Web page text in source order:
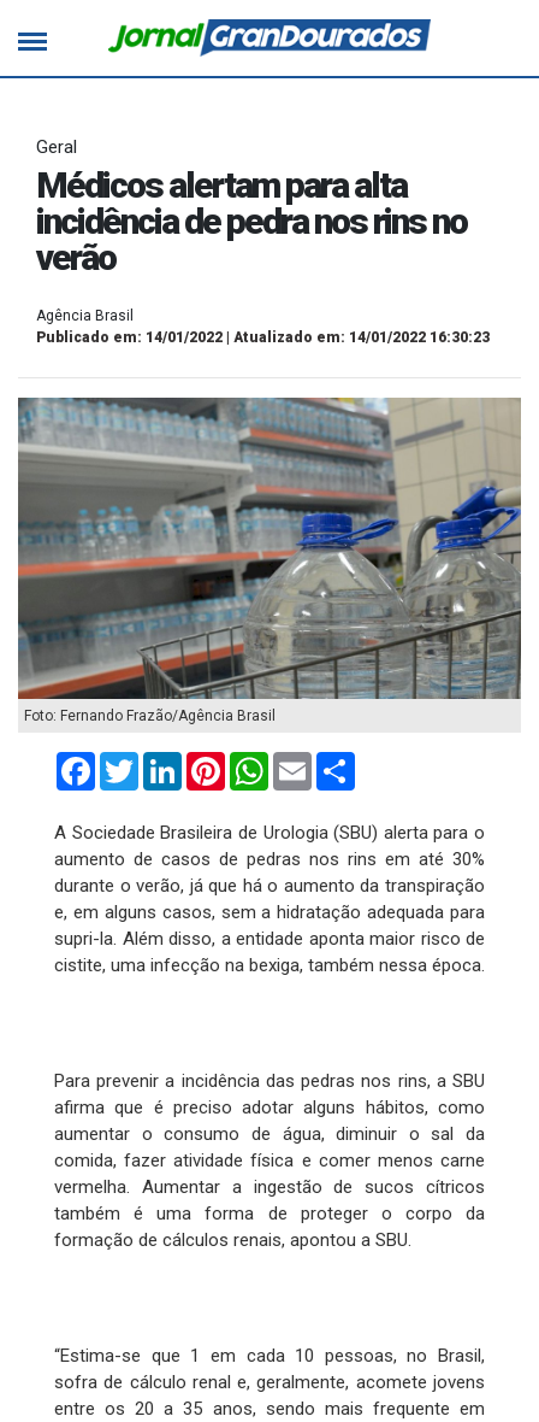
Geral
Médicos alertam para alta
incidência de pedra nos rins no
verão
Agência Brasil
Publicado em: 14/01/2022 | Atualizado em: 14/01/2022 16:30:23
Foto: Fernando Frazão/Agência Brasil
FacebookTwitterLinkedInPinterestWhatsApp
Email
A Sociedade Brasileira de Urologia (SBU) alerta para o
aumento de casos de pedras nos rins em até 30%
durante o verão, já que há o aumento da transpiração
e, em alguns casos, sem a hidratação adequada para
supri-la. Além disso, a entidade aponta maior risco de
cistite, uma infecção na bexiga, também nessa época.
Para prevenir a incidência das pedras nos rins, a SBU
afirma que é preciso adotar alguns hábitos, como
aumentar o consumo de água, diminuir o sal da
comida, fazer atividade física e comer menos carne
vermelha. Aumentar a ingestão de sucos cítricos
também é uma forma de proteger o corpo da
formação de cálculos renais, apontou a SBU.
“Estima-se que 1 em cada 10 pessoas, no Brasil,
sofra de cálculo renal e, geralmente, acomete jovens
entre os 20 a 35 anos, sendo mais frequente em